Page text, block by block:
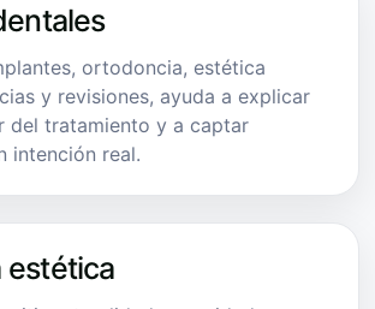
ortodoncia, estética
y revisiones, ayuda a explicar
del tratamiento y a captar
intención real.
estética